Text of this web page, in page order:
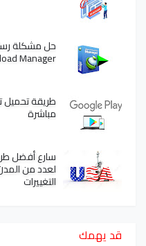
حل مشكلة
Manager
مباشرة
سارع أفضل
لعدد من
التغييرات
قد يهمك